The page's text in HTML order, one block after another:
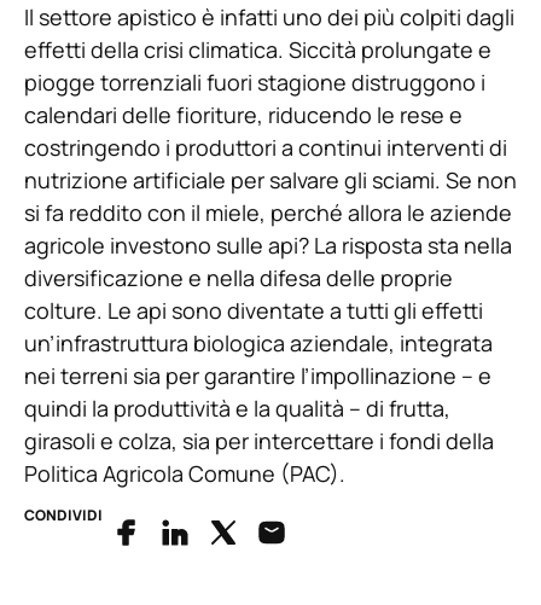
Il settore apistico è infatti uno dei più colpiti dagli
effetti della crisi climatica. Siccità prolungate e
piogge torrenziali fuori stagione distruggono i
calendari delle fioriture, riducendo le rese e
costringendo i produttori a continui interventi di
nutrizione artificiale per salvare gli sciami. Se non
si fa reddito con il miele, perché allora le aziende
agricole investono sulle api? La risposta sta nella
diversificazione e nella difesa delle proprie
colture. Le api sono diventate a tutti gli effetti
un’infrastruttura biologica aziendale, integrata
nei terreni sia per garantire l’impollinazione – e
quindi la produttività e la qualità – di frutta,
girasoli e colza, sia per intercettare i fondi della
Politica Agricola Comune (PAC).
CONDIVIDI